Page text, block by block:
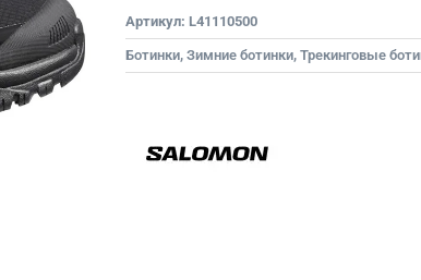
Артикул: L41110500
Ботинки, Зимние ботинки, Трекинговые